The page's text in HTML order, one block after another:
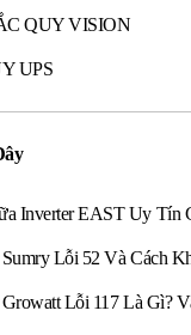
QUY VISION
UPS
Inverter EAST Uy Tín
Lỗi 52 Và Cách
Lỗi 117 Là Gì?